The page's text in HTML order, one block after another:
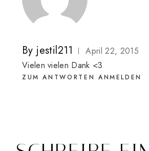
By jestil211
April 22, 2015
Vielen vielen Dank <3
ZUM ANTWORTEN ANMELDEN